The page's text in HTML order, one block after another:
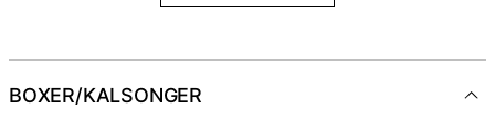
BOXER/KALSONGER